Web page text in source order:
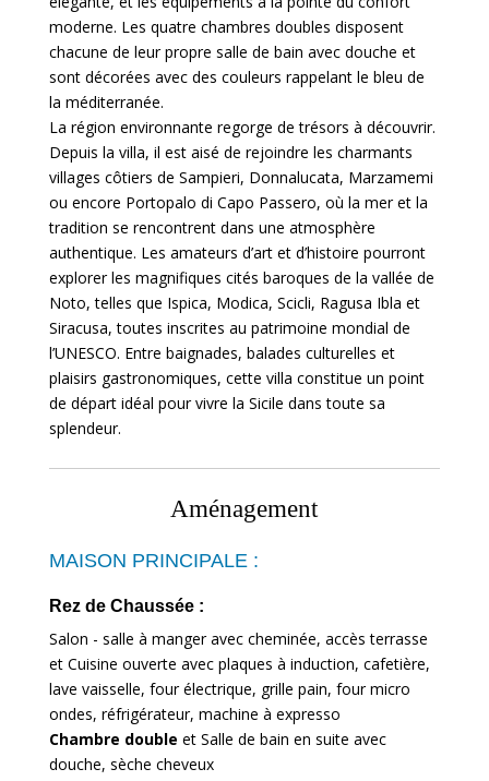
moderne. Les quatre chambres doubles disposent
chacune de leur propre salle de bain avec douche et
sont décorées avec des couleurs rappelant le bleu de
la méditerranée.
La région environnante regorge de trésors à découvrir.
Depuis la villa, il est aisé de rejoindre les charmants
villages côtiers de Sampieri, Donnalucata, Marzamemi
ou encore Portopalo di Capo Passero, où la mer et la
tradition se rencontrent dans une atmosphère
authentique. Les amateurs d’art et d’histoire pourront
explorer les magnifiques cités baroques de la vallée de
Noto, telles que Ispica, Modica, Scicli, Ragusa Ibla et
Siracusa, toutes inscrites au patrimoine mondial de
l’UNESCO. Entre baignades, balades culturelles et
plaisirs gastronomiques, cette villa constitue un point
de départ idéal pour vivre la Sicile dans toute sa
splendeur.
Aménagement
MAISON PRINCIPALE :
Rez de Chaussée :
Salon - salle à manger avec cheminée, accès terrasse
et Cuisine ouverte avec plaques à induction, cafetière,
lave vaisselle, four électrique, grille pain, four micro
ondes, réfrigérateur, machine à expresso
Chambre double et Salle de bain en suite avec
douche, sèche cheveux